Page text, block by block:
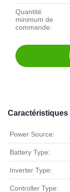
Quantité
minimum de
commande:
Caractéristiques
Power Source:
Battery Type:
Inverter Type:
Controller Type: